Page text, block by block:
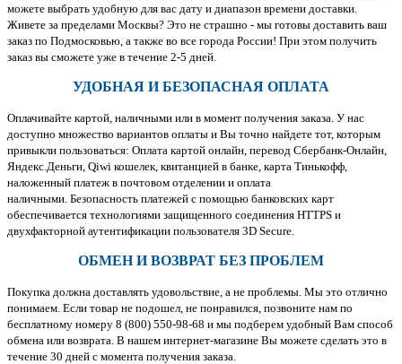
можете выбрать удобную для вас дату и диапазон времени доставки.
Живете за пределами Москвы? Это не страшно - мы готовы доставить ваш
заказ по Подмосковью, а также во все города России! При этом получить
заказ вы сможете уже в течение 2-5 дней.
УДОБНАЯ И БЕЗОПАСНАЯ ОПЛАТА
Оплачивайте картой, наличными или в момент получения заказа. У нас
доступно множество вариантов оплаты и Вы точно найдете тот, которым
привыкли пользоваться: Оплата картой онлайн, перевод Сбербанк-Онлайн,
Яндекс.Деньги, Qiwi кошелек, квитанцией в банке, карта Тинькофф,
наложенный платеж в почтовом отделении и оплата
наличными. Безопасность платежей с помощью банковских карт
обеспечивается технологиями защищенного соединения HTTPS и
двухфакторной аутентификации пользователя 3D Secure.
ОБМЕН И ВОЗВРАТ БЕЗ ПРОБЛЕМ
Покупка должна доставлять удовольствие, а не проблемы. Мы это отлично
понимаем. Если товар не подошел, не понравился, позвоните нам по
бесплатному номеру 8 (800) 550-98-68 и мы подберем удобный Вам способ
обмена или возврата. В нашем интернет-магазине Вы можете сделать это в
течение 30 дней с момента получения заказа.